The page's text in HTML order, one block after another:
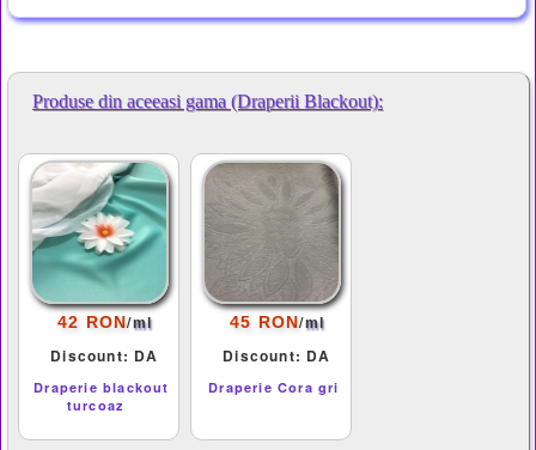
Produse din aceeasi gama (Draperii Blackout):
42 RON/ml
Discount: DA
Draperie blackout
turcoaz
45 RON/ml
Discount: DA
Draperie Cora gri